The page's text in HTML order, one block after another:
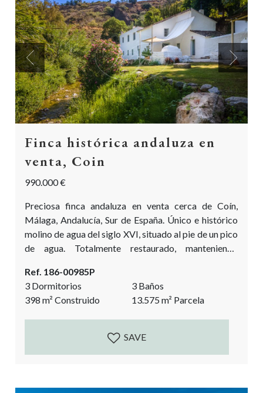
Previous Next
Finca histórica andaluza en
venta, Coin
990.000 €
Preciosa finca andaluza en venta cerca de Coín,
Málaga, Andalucía, Sur de España. Único e histórico
molino de agua del siglo XVI, situado al pie de un pico
de agua. Totalmente restaurado, manteniendo
auténtico carácter de una finca típica del campo
andaluz. Actualmente una espaciosa casa principal de
2 dormitorios y un dormitorio en-suite, separado de
la casa principal. La perfecta propiedad rural de...
Ref. 186-00985P
3 Dormitorios
3 Baños
398m² Construido 13.575m² Parcela
SAVE